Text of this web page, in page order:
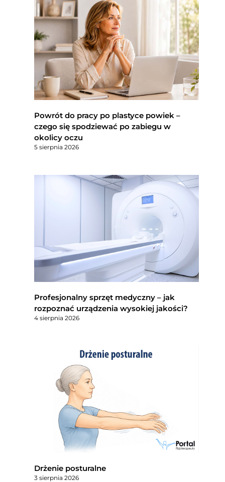
Powrót do pracy po plastyce powiek –
czego się spodziewać po zabiegu w
okolicy oczu
5 sierpnia 2026
Profesjonalny sprzęt medyczny – jak
rozpoznać urządzenia wysokiej jakości?
4 sierpnia 2026
Drżenie posturalne
3 sierpnia 2026